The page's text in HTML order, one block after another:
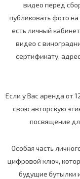
видео перед
публиковать фото
есть личный
видео с
сертификату,
Если у Вас аренда от
свою авторскую
посвящение
Особая часть
цифровой ключ,
будущие бутылки